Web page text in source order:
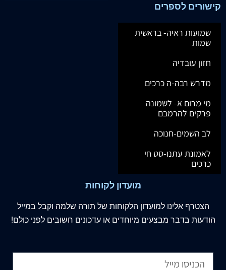
קישורים לספרים
שמועות ראיה- בראשית
שמות
חזון עובדיה
מדרש רבה-ה כרכים
מי מרום א- לשמונה
פרקים להרמבם
לב השמים-חנוכה
לאמונת עתנו-סט חי
כרכים
מועדון לקוחות
הצטרף אלינו למועדון הלקוחות של תורה שלמה וקבל במייל
הודעות בדבר מבצעים מיוחדים או עדכונים חשובים לפני כולם!